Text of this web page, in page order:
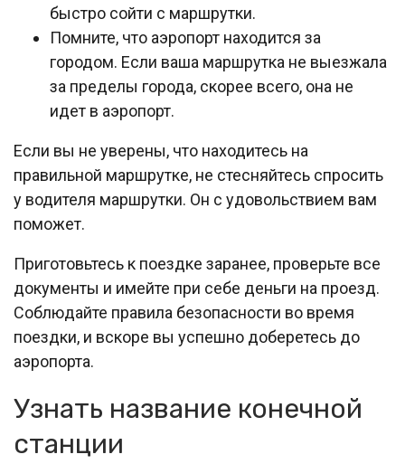
быстро сойти с маршрутки.
Помните, что аэропорт находится за
городом. Если ваша маршрутка не выезжала
за пределы города, скорее всего, она не
идет в аэропорт.
Если вы не уверены, что находитесь на
правильной маршрутке, не стесняйтесь спросить
у водителя маршрутки. Он с удовольствием вам
поможет.
Приготовьтесь к поездке заранее, проверьте все
документы и имейте при себе деньги на проезд.
Соблюдайте правила безопасности во время
поездки, и вскоре вы успешно доберетесь до
аэропорта.
Узнать название конечной
станции